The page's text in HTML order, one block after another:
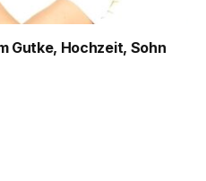
Gutke, Hochzeit, Sohn